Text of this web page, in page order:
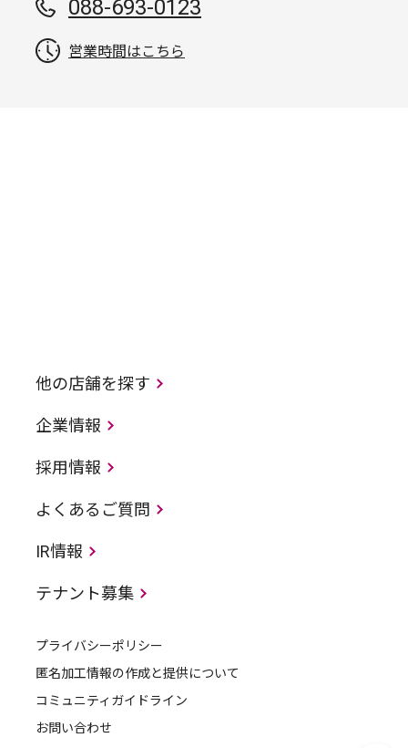
088-693-0123
営業時間はこちら
他の店舗を探す
企業情報
採用情報
よくあるご質問
IR情報
テナント募集
プライバシーポリシー
匿名加工情報の作成と提供について
コミュニティガイドライン
お問い合わせ